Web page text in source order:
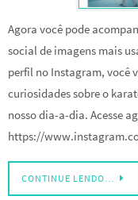
Agora você pode
social de imagens mais
perfil no Instagram, você
curiosidades sobre o
nosso dia-a-dia. Acesse
https://
CONTINUE LENDO…